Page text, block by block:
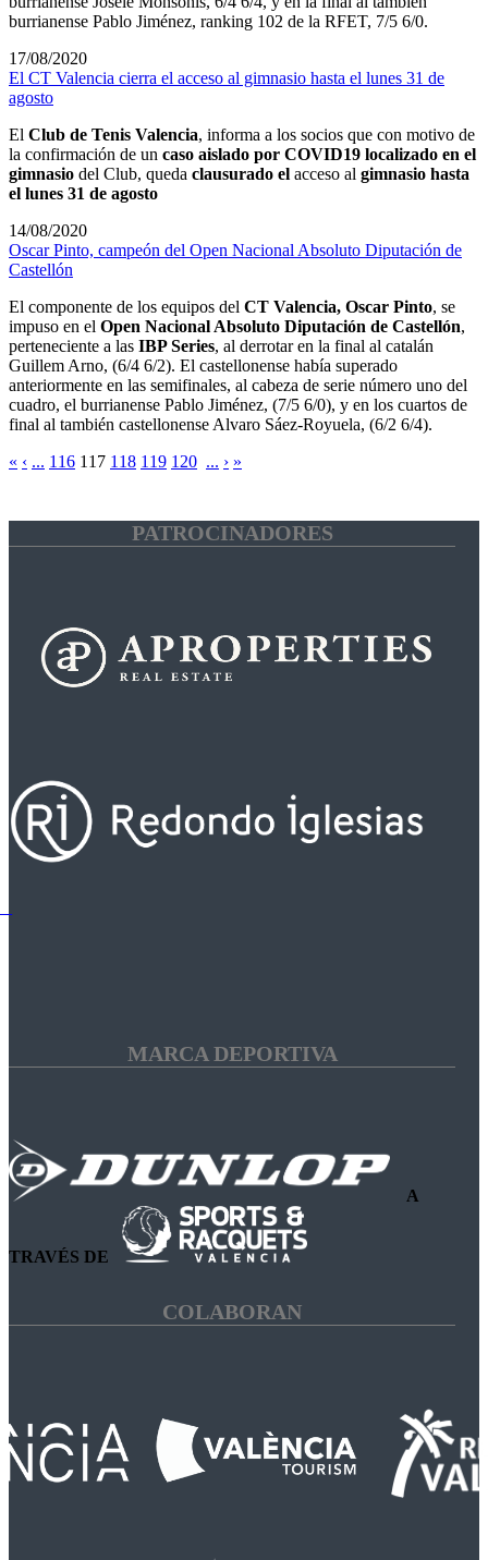
burrianense Pablo Jiménez, ranking 102 de la RFET, 7/5 6/0.
17/08/2020
El CT Valencia cierra el acceso al gimnasio hasta el lunes 31 de
agosto
El Club de Tenis Valencia, informa a los socios que con motivo de
la confirmación de un caso aislado por COVID19 localizado en el
gimnasio del Club, queda clausurado el acceso al gimnasio hasta
el lunes 31 de agosto
14/08/2020
Oscar Pinto, campeón del Open Nacional Absoluto Diputación de
Castellón
El componente de los equipos del CT Valencia, Oscar Pinto, se
impuso en el Open Nacional Absoluto Diputación de Castellón,
perteneciente a las IBP Series, al derrotar en la final al catalán
Guillem Arno, (6/4 6/2). El castellonense había superado
anteriormente en las semifinales, al cabeza de serie número uno del
cuadro, el burrianense Pablo Jiménez, (7/5 6/0), y en los cuartos de
final al también castellonense Alvaro Sáez-Royuela, (6/2 6/4).
« ‹ ... 116 117 118 119 120 ... › »
PATROCINADORES
MARCA DEPORTIVA
A
TRAVÉS DE
COLABORAN